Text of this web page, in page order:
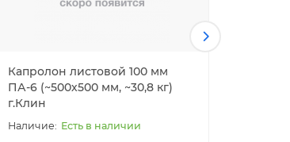
Капролон листовой 100 мм
ПА-6 (~500х500 мм, ~30,8 кг)
г.Клин
Есть в наличии